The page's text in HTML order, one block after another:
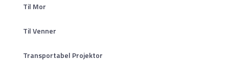
Til Mor
Til Venner
Transportabel Projektor